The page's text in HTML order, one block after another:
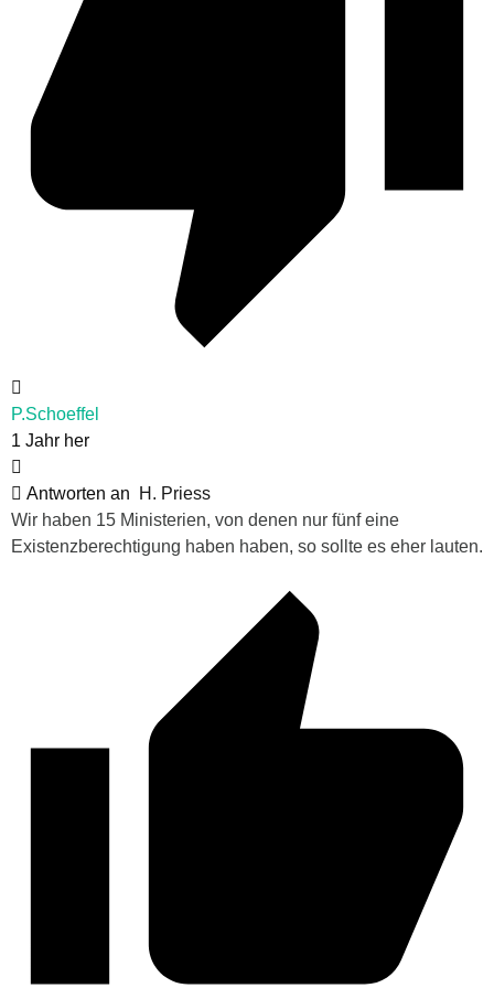
P.Schoeffel
1 Jahr her
Antworten an
H. Priess
Wir haben 15 Ministerien, von denen nur fünf eine
Existenzberechtigung haben haben, so sollte es eher lauten.